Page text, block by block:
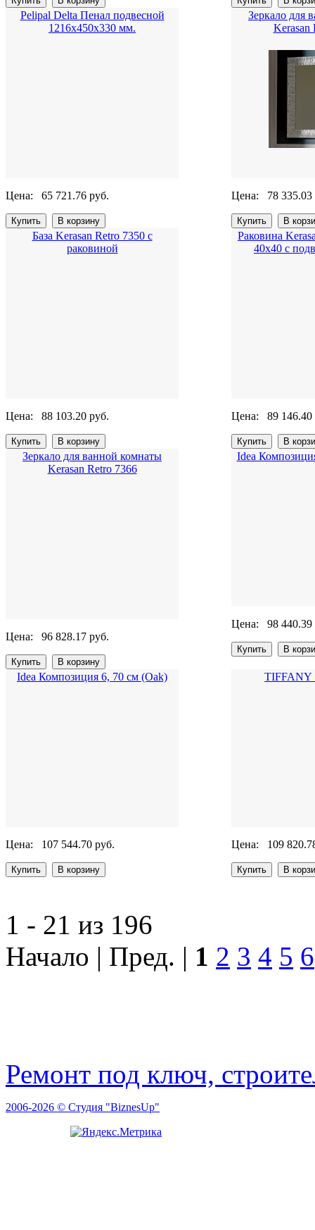
Pelipal Delta Пенал подвесной
1216х450х330 мм.
Цена: 65 721.76 руб.
Зеркало для
Kerasan
Цена: 78 335.03
База Kerasan Retro 7350 с
раковиной
Цена: 88 103.20 руб.
Раковина
40x40 с
Цена: 89 146.40
Зеркало для ванной комнаты
Kerasan Retro 7366
Цена: 96 828.17 руб.
Idea
Цена: 98 440.39
Idea Композиция 6, 70 см (Oak)
Цена: 107 544.70 руб.
TIFFANY
Цена: 109
1 - 21 из 196
Начало | Пред. | 1 2 3 4 5 6
Ремонт под ключ,
2006-2026 © Студия "BiznesUp"